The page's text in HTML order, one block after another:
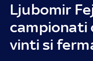
Ljubomir
campionati
vinti si